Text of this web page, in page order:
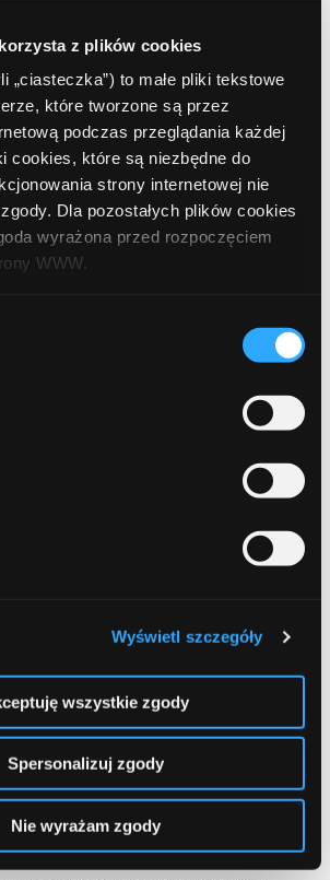
z plików cookies
„ciasteczka”) to małe pliki tekstowe
które tworzone są przez
podczas przeglądania każdej
cookies, które są niezbędne do
strony internetowej nie
Dla pozostałych plików cookies
wyrażona przed rozpoczęciem
WWW.
z plików cookies. Więcej:
Polityka
Wyświetl szczegóły
wszystkie zgody
Spersonalizuj zgody
Nie wyrażam zgody
zysków i strat. Za ostatnie kilka
Potwierdzające stan konta i
rejestrowe
klientami.
Pokazujące
Jeżeli kredyt ma być
bankiem
banku
Wybierz bank, który ma
w finansowaniu przedsiębiorstw z